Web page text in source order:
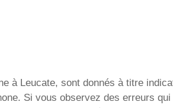
à Leucate, sont donnés à titre
Si vous observez des erreurs